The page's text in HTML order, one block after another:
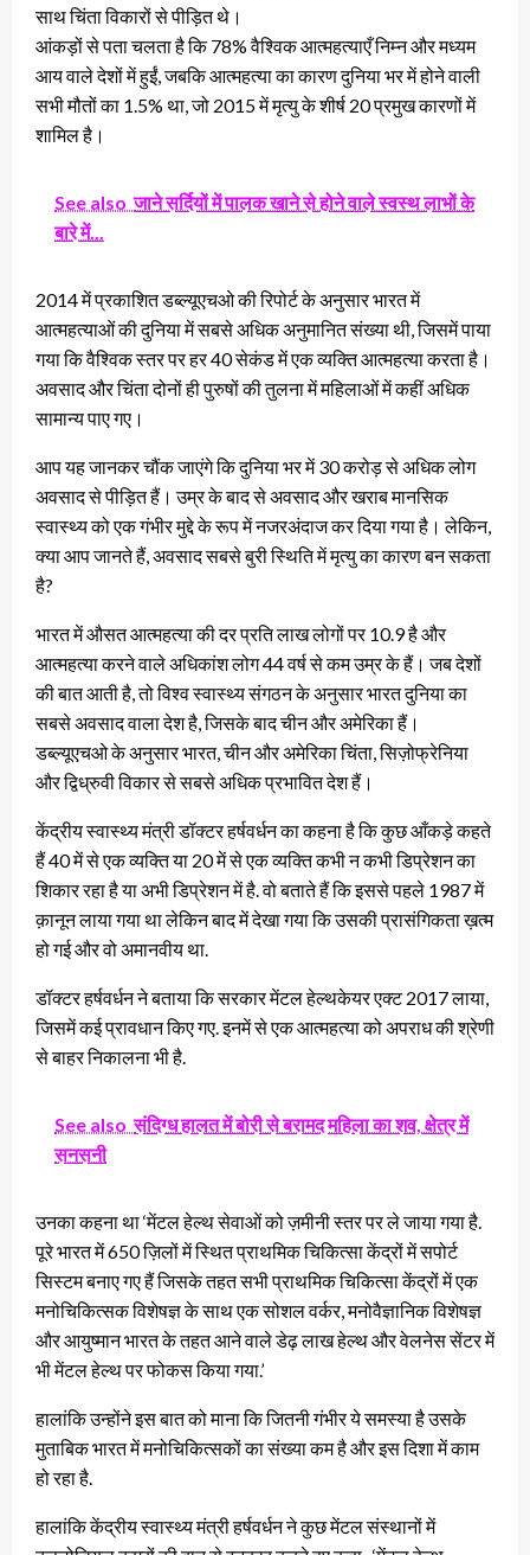
साथ चिंता विकारों से पीड़ित थे।
आंकड़ों से पता चलता है कि 78% वैश्विक आत्महत्याएँ निम्न और मध्यम
आय वाले देशों में हुईं, जबकि आत्महत्या का कारण दुनिया भर में होने वाली
सभी मौतों का 1.5% था, जो 2015 में मृत्यु के शीर्ष 20 प्रमुख कारणों में
शामिल है।
See also जाने सर्दियों में पालक खाने से होने वाले स्वस्थ लाभों के
बारे में...
2014 में प्रकाशित डब्ल्यूएचओ की रिपोर्ट के अनुसार भारत में
आत्महत्याओं की दुनिया में सबसे अधिक अनुमानित संख्या थी, जिसमें पाया
गया कि वैश्विक स्तर पर हर 40 सेकंड में एक व्यक्ति आत्महत्या करता है।
अवसाद और चिंता दोनों ही पुरुषों की तुलना में महिलाओं में कहीं अधिक
सामान्य पाए गए।
आप यह जानकर चौंक जाएंगे कि दुनिया भर में 30 करोड़ से अधिक लोग
अवसाद से पीड़ित हैं। उम्र के बाद से अवसाद और खराब मानसिक
स्वास्थ्य को एक गंभीर मुद्दे के रूप में नजरअंदाज कर दिया गया है। लेकिन,
क्या आप जानते हैं, अवसाद सबसे बुरी स्थिति में मृत्यु का कारण बन सकता
है?
भारत में औसत आत्महत्या की दर प्रति लाख लोगों पर 10.9 है और
आत्महत्या करने वाले अधिकांश लोग 44 वर्ष से कम उम्र के हैं। जब देशों
की बात आती है, तो विश्व स्वास्थ्य संगठन के अनुसार भारत दुनिया का
सबसे अवसाद वाला देश है, जिसके बाद चीन और अमेरिका हैं।
डब्ल्यूएचओ के अनुसार भारत, चीन और अमेरिका चिंता, सिज़ोफ्रेनिया
और द्विध्रुवी विकार से सबसे अधिक प्रभावित देश हैं।
केंद्रीय स्वास्थ्य मंत्री डॉक्टर हर्षवर्धन का कहना है कि कुछ आँकड़े कहते
हैं 40 में से एक व्यक्ति या 20 में से एक व्यक्ति कभी न कभी डिप्रेशन का
शिकार रहा है या अभी डिप्रेशन में है. वो बताते हैं कि इससे पहले 1987 में
क़ानून लाया गया था लेकिन बाद में देखा गया कि उसकी प्रासंगिकता ख़त्म
हो गई और वो अमानवीय था.
डॉक्टर हर्षवर्धन ने बताया कि सरकार मेंटल हेल्थकेयर एक्ट 2017 लाया,
जिसमें कई प्रावधान किए गए. इनमें से एक आत्महत्या को अपराध की श्रेणी
से बाहर निकालना भी है.
See also संदिग्ध हालत में बोरी से बरामद महिला का शव, क्षेत्र में
सनसनी
उनका कहना था ‘मेंटल हेल्थ सेवाओं को ज़मीनी स्तर पर ले जाया गया है.
पूरे भारत में 650 ज़िलों में स्थित प्राथमिक चिकित्सा केंद्रों में सपोर्ट
सिस्टम बनाए गए हैं जिसके तहत सभी प्राथमिक चिकित्सा केंद्रों में एक
मनोचिकित्सक विशेषज्ञ के साथ एक सोशल वर्कर, मनोवैज्ञानिक विशेषज्ञ
और आयुष्मान भारत के तहत आने वाले डेढ़ लाख हेल्थ और वेलनेस सेंटर में
भी मेंटल हेल्थ पर फोकस किया गया.’
हालांकि उन्होंने इस बात को माना कि जितनी गंभीर ये समस्या है उसके
मुताबिक भारत में मनोचिकित्सकों का संख्या कम है और इस दिशा में काम
हो रहा है.
हालांकि केंद्रीय स्वास्थ्य मंत्री हर्षवर्धन ने कुछ मेंटल संस्थानों में